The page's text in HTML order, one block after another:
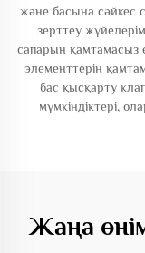
және басына сәйкес
зерттеу
сапарын қамтамасыз
элементтерін
бас қысқарту
мүмкіндіктері,
Жаңа